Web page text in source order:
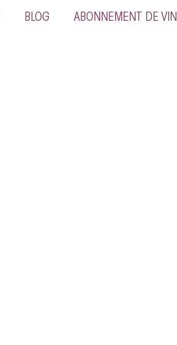
BLOG ABONNEMENT DE VIN